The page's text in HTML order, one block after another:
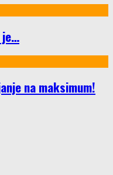
je…
na maksimum!